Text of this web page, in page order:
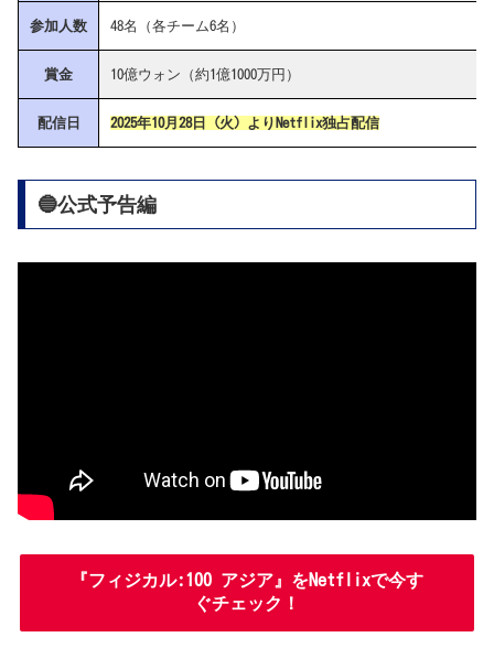
参加人数 48名（各チーム6名）
賞金 10億ウォン（約1億1000万円）
配信日 2025年10月28日 (火) よりNetflix独占配信
🔵公式予告編
『フィジカル:100 アジア』をNetflixで今す
ぐチェック！